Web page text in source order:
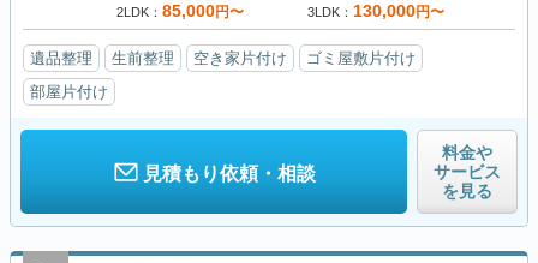
2LDK 85,000円〜 3LDK 130,000円〜
遺品整理 生前整理 空き家片付け
ゴミ屋敷片付け
部屋片付け
見積もり依頼・相談
料金や
サービス
を見る